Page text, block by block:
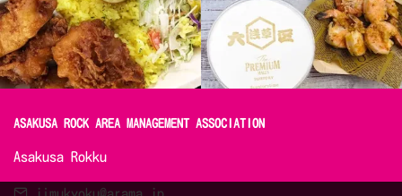
ASAKUSA ROCK AREA MANAGEMENT ASSOCIATION
Asakusa Rokku